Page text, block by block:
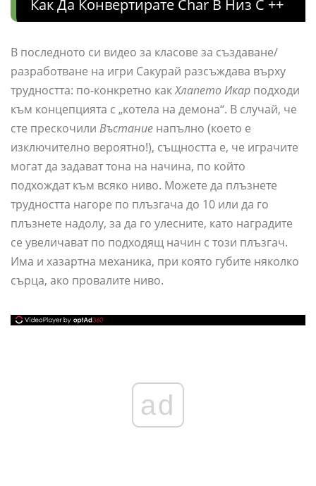
Как Да Конвертирате Char В Низ C ++
В последното си видео за класове за създаване/
разработване на игри Сакурай разсъждава върху
трудността: по-конкретно какХлапето Икар подходи
към концепцията с „котела на демона“. В случай, че
сте прескочили Въстание напълно (което е
изключително вероятно!), същността е, че играчите
могат да задават тона на начина, по който
подхождат към всяко ниво. Можете да плъзнете
трудността нагоре по плъзгача до 10 или да го
плъзнете надолу, за да го улесните, като наградите
се увеличават по подходящ начин с този плъзгач.
Има и хазартна механика, при която губите няколко
сърца, ако провалите ниво.
ad